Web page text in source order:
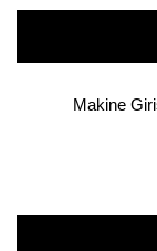
Makine